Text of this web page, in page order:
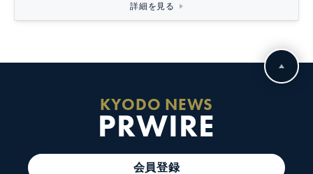
詳細を見る
KYODO NEWS
PRWIRE
会員登録